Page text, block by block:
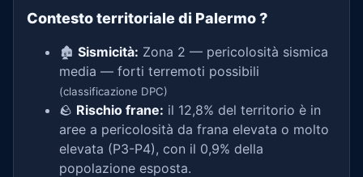
Contesto territoriale di Palermo?
🏚️ Sismicità: Zona 2 — pericolosità sismica
media — forti terremoti possibili
(classificazione DPC)
🪨 Rischio frane: il 12,8% del territorio è in
aree a pericolosità da frana elevata o molto
elevata (P3-P4), con il 0,9% della
popolazione esposta.